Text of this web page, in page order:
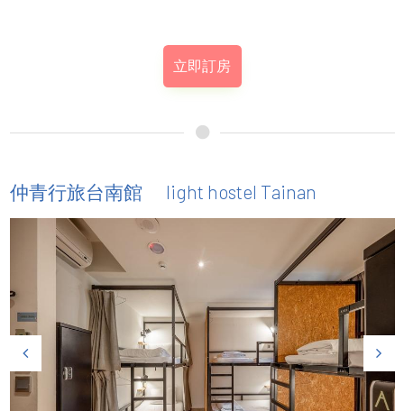
立即訂房
仲青行旅台南館 light hostel Tainan